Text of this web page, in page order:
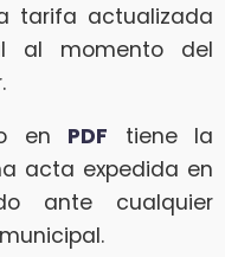
tarifa actualizada
al momento del
en PDF tiene la
acta expedida en
ante cualquier